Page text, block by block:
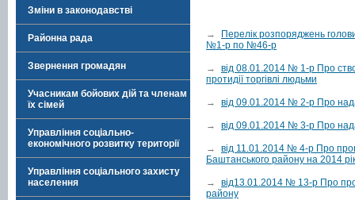
Зміни в законодавстві
Районна рада
Звернення громадян
Учасникам бойових дій та членам
їх сімей
Управління соціально-
економічного розвитку території
Управління соціального захисту
населення
→
Перелік розпоряджень
№1-р по №46-р
→
від 08.01.2014 № 1-р Про
протидії торгівлі людьми
→ від 09.01.2014 № 2-р Про
→ від 09.01.2014 № 3-р Про
→
від 11.01.2014 № 4-р Про
Баштанського району на 2014
→
від13.01.2014 № 13-р Про
району